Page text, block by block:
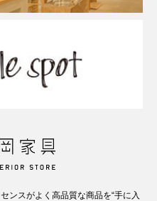
ンスがよく高品質な商品を“手に入